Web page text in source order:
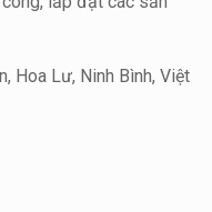
Hoa Lư, Ninh Bình, Việt